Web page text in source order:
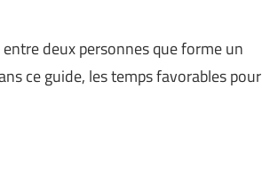
deux personnes que forme un
ce guide, les temps favorables pour